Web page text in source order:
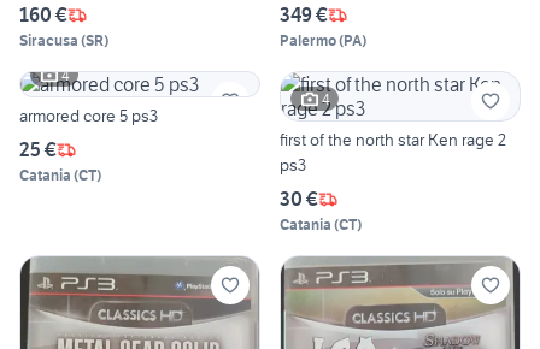
160 €
Siracusa (SR)
349 €
Palermo(PA)
4
armored core 5 ps3
25 €
Catania (CT)
4
first of the north star Ken rage 2
ps3
30 €
Catania (CT)